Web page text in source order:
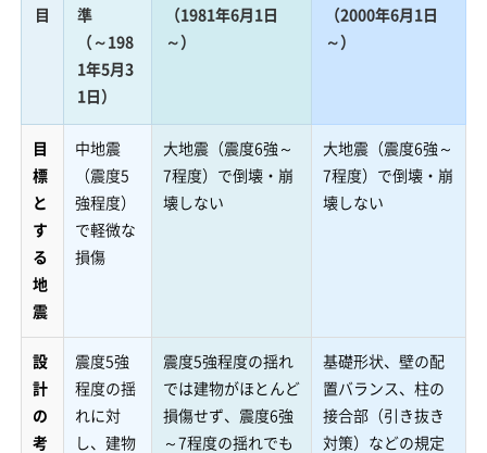
目
準
（～198
1年5月3
1日）
（1981年6月1日
～）
（2000年6月1日
～）
目
標
と
す
る
地
震
中地震
（震度5
強程度）
で軽微な
損傷
大地震（震度6強～
7程度）で倒壊・崩
壊しない
大地震（震度6強～
7程度）で倒壊・崩
壊しない
設
計
の
考
震度5強
程度の揺
れに対
し、建物
震度5強程度の揺れ
では建物がほとんど
損傷せず、震度6強
～7程度の揺れでも
基礎形状、壁の配
置バランス、柱の
接合部（引き抜き
対策）などの規定